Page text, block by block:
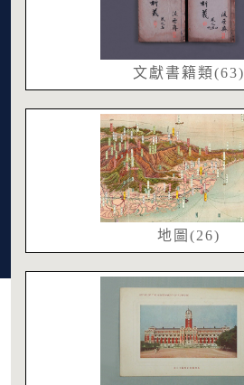
文獻書籍類(63)
地圖(26)